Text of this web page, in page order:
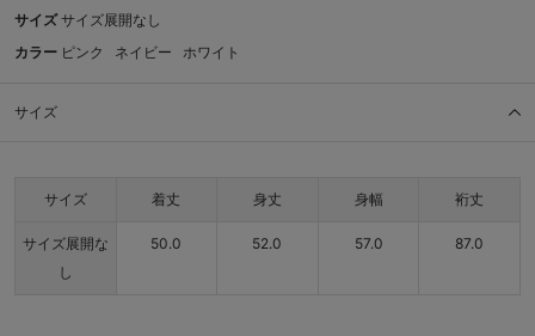
サイズ サイズ展開なし
カラー ピンク ネイビー ホワイト
サイズ
サイズ 着丈 身丈 身幅 裄丈
サイズ展開な
し
50.0 52.0 57.0 87.0